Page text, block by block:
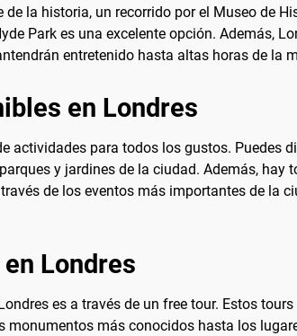
de la historia, un recorrido por el Museo de
Park es una excelente opción. Además,
entretenido hasta altas horas de la
en Londres
actividades para todos los gustos. Puedes
y jardines de la ciudad. Además,
de los eventos más importantes de la
Londres
es a través de un free tour. Estos
monumentos más conocidos hasta los